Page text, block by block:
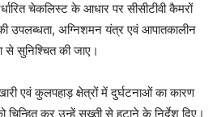
चेकलिस्ट के आधार पर सीसीटीवी कैमरों
उपलब्धता, अग्निशमन यंत्र एवं आपातकालीन
से सुनिश्चित की जाए।
एवं कुलपहाड़ क्षेत्रों में दुर्घटनाओं का कारण
कर उन्हें सख्ती से हटाने के निर्देश दिए।